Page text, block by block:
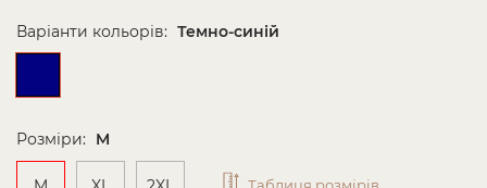
Варіанти кольорів: Темно-синій
Розміри: M